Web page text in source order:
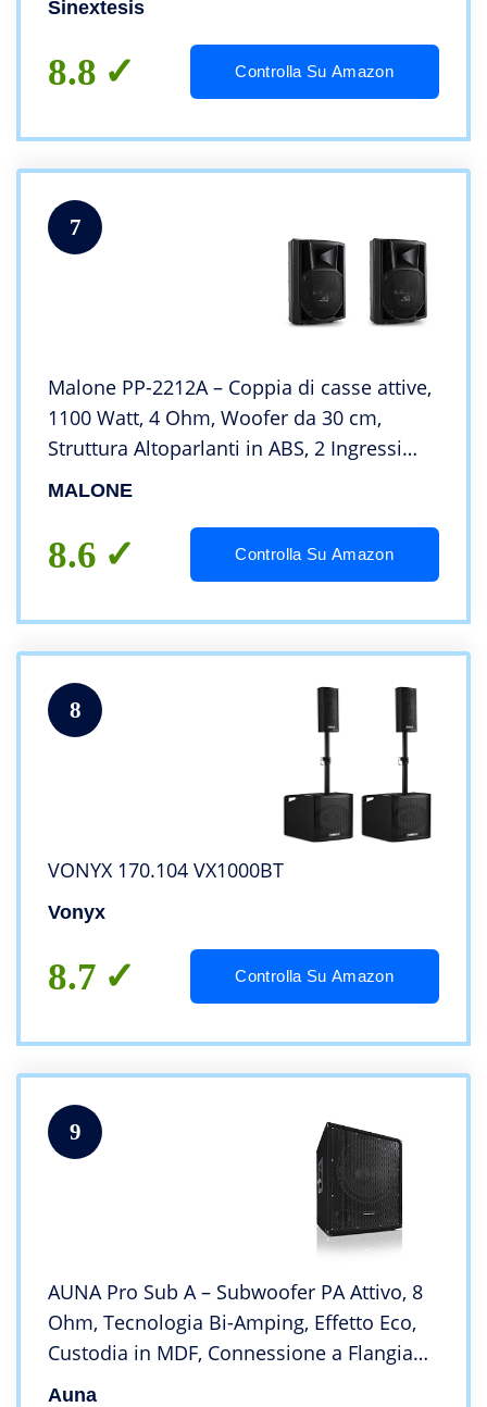
Sinextesis
8.8 Controlla Su Amazon
7
Malone PP-2212A – Coppia di casse attive,
1100 Watt, 4 Ohm, Woofer da 30 cm,
Struttura Altoparlanti in ABS, 2 Ingressi
Microfono 6,3 mm, Maniglie laterali,
MALONE
8.6 Controlla Su Amazon
8
VONYX 170.104 VX1000BT
Vonyx
8.7 Controlla Su Amazon
9
AUNA Pro Sub A – Subwoofer PA Attivo, 8
Ohm, Tecnologia Bi-Amping, Effetto Eco,
Custodia in MDF, Connessione a Flangia
Integrata, Nero, 15″ (38 cm), 600 Watt
Auna